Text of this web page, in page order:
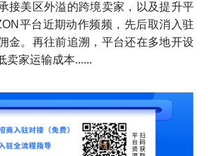
接美区外溢的跨境卖家，以及提升平
平台近期动作频频，先后取消入驻
金。再往前追溯，平台还在多地开设
卖家运输成本......